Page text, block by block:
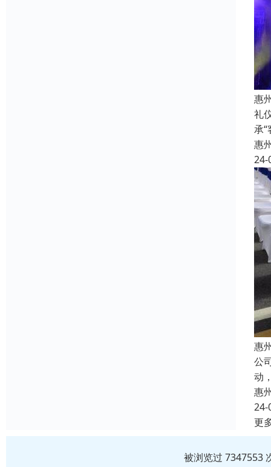
惠
礼
承
惠
24-
惠
公
动
惠
24-
更
被浏览过 7347553